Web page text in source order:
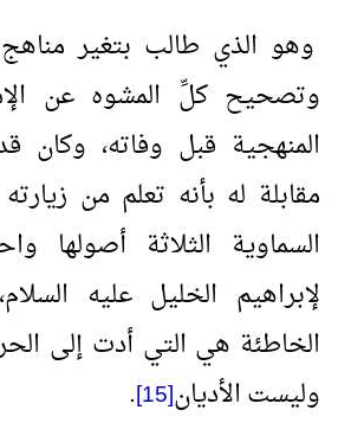
وهو الذي طالب بتغير مناهج
وتصحيح كلِّ المشوه عن
المنهجية قبل وفاته،
مقابلة له بأنه تعلم من
السماوية الثلاثة أصولها
لإبراهيم الخليل عليه
الخاطئة هي التي أدت إلى
وليست الأديان[15]
.